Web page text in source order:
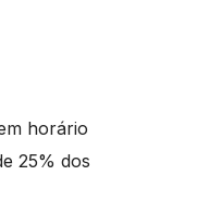
horário
25% dos